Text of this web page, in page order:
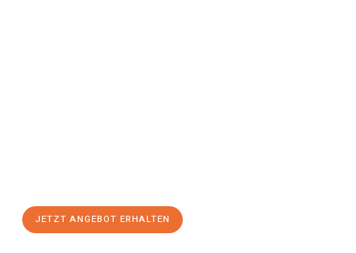
JETZT ANGEBOT ERHALTEN